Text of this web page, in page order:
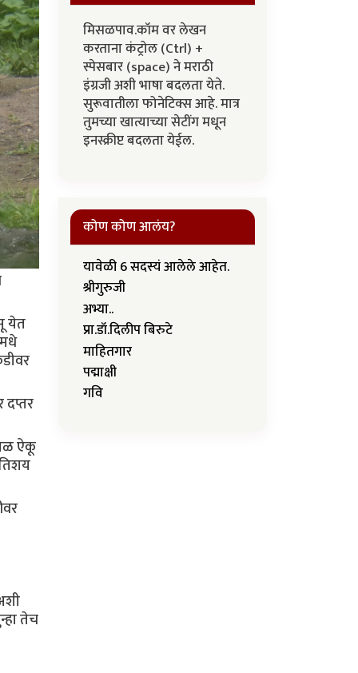
येत
ऐकू
तेच
मिसळपाव.कॉम वर लेखन
करताना कंट्रोल (Ctrl) +
स्पेसबार (space) ने मराठी
इंग्रजी अशी भाषा बदलता येते.
सुरूवातीला फोनेटिक्स आहे. मात्र
तुमच्या खात्याच्या सेटींग मधून
इनस्क्रीप्ट बदलता येईल.
कोण कोण आलंय?
यावेळी 6 सदस्यं आलेले आहेत.
श्रीगुरुजी
अभ्या..
प्रा.डॉ.दिलीप बिरुटे
माहितगार
पद्माक्षी
गवि